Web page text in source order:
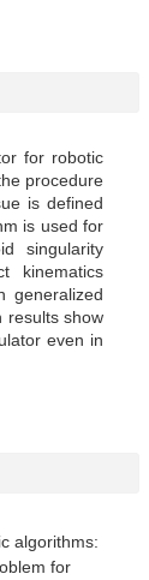
for robotic
procedure
is defined
is used for
singularity
kinematics
generalized
results show
even in
algorithms:
for